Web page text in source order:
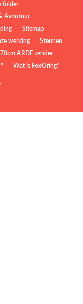
folder
Avontuur
Sitemap
werking
Steunen
ARDF zender
Wat is FoxOring?